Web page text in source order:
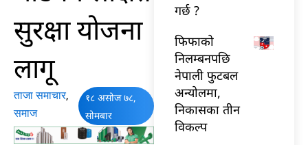
सुरक्षा योजना
लागू
ताजा समाचार,
समाज
१८ असोज ७८,
सोमबार
गर्छ ?
फिफाको
निलम्बनपछि
नेपाली फुटबल
अन्योलमा,
निकासका तीन
विकल्प